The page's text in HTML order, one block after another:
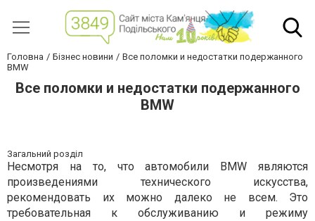
Головна Бізнес новини
Все поломки и недостатки подержанного
BMW
Все поломки и недостатки подержанного
BMW
Загальний розділ
Несмотря на то, что автомобили BMW являются
произведениями технического искусства,
рекомендовать их можно далеко не всем. Это
требовательная к обслуживанию и режиму